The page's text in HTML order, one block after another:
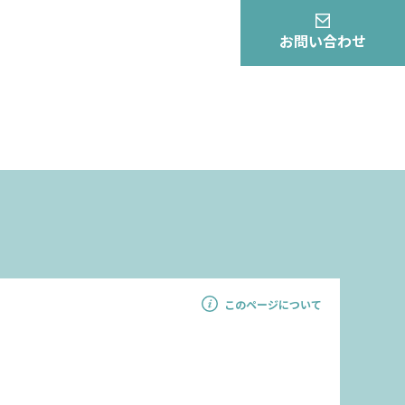
お問い合わせ
このページについて